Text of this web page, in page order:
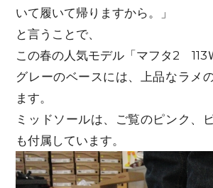
いて履いて帰りますから。」
と言うことで、
この春の人気モデル「マフタ2 113
グレーのベースには、上品なラメ
ます。
ミッドソールは、ご覧のピンク、
も付属しています。